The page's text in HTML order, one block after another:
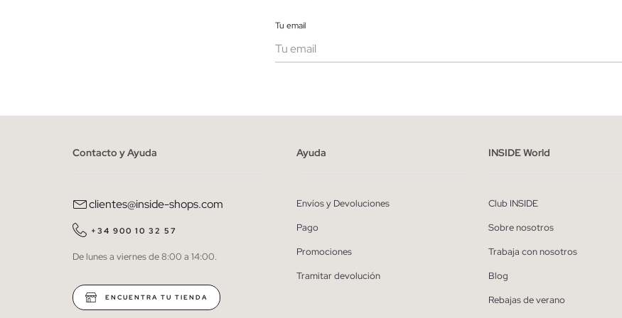
Tu email
* Puedes cancelar la suscripción en cualquier momento.
Contacto y Ayuda
clientes@inside-shops.com
+34 900 10 32 57
De lunes a viernes de 8:00 a 14:00.
ENCUENTRA TU TIENDA
Ayuda
Envíos y Devoluciones
Pago
Promociones
Tramitar devolución
INSIDE World
Club INSIDE
Sobre nosotros
Trabaja con nosotros
Blog
Rebajas de verano